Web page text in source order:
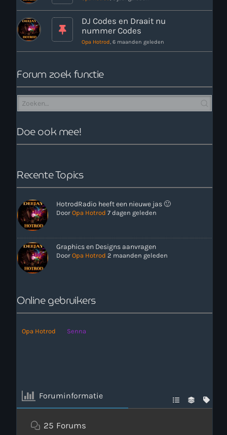
Webcam
Verzoekjes
PM Box
Inloggen
WAAR LUISTER JE NU NAAR
DJ Codes en Draait nu
nummer Codes
Opa Hotrod, 6 maanden geleden
Forum zoek functie
Doe ook mee!
Recente Topics
HotrodRadio heeft een nieuwe jas 🙂
Door Opa Hotrod 7 dagen geleden
Graphics en Designs aanvragen
Door Opa Hotrod 2 maanden geleden
Online gebruikers
Opa Hotrod Senna
Foruminformatie
25 Forums